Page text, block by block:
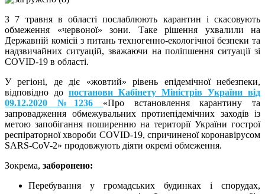
З 7 травня в області послаблюють карантин і скасовують
обмеження «червоної» зони. Таке рішення ухвалили на
Державній комісіі з питань техногенно-екологічної безпеки та
надзвичайних ситуацій, зважаючи на поліпшення ситуації зі
COVID-19 в області.
У регіоні, де діє «жовтий» рівень епідемічної небезпеки,
відповідно до постанови Кабінету Міністрів України від
09.12.2020 №1236
«Про встановлення карантину та
запровадження обмежувальних протиепідемічних заходів із
метою запобігання поширенню на території України гострої
респіраторної хвороби COVID-19, спричиненої коронавірусом
SARS-CoV-2» продовжують діяти окремі обмеження.
Зокрема, заборонено:
Перебування у громадських будинках і спорудах,